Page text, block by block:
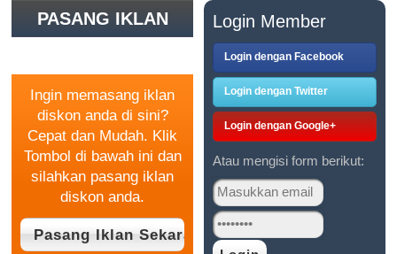
PASANG IKLAN
Ingin memasang iklan
diskon anda di sini?
Cepat dan Mudah. Klik
Tombol di bawah ini dan
silahkan pasang iklan
diskon anda.
Login Member
Login dengan Facebook
Login dengan Twitter
Login dengan Google+
Atau mengisi form berikut: